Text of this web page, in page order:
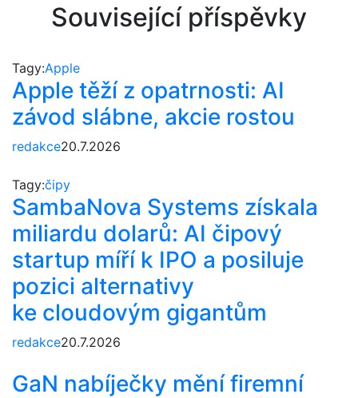
Související příspěvky
Tagy:Apple
Apple těží z opatrnosti: AI
závod slábne, akcie rostou
redakce20.7.2026
Tagy:čipy
SambaNova Systems získala
miliardu dolarů: AI čipový
startup míří k IPO a posiluje
pozici alternativy
ke cloudovým gigantům
redakce20.7.2026
GaN nabíječky mění firemní